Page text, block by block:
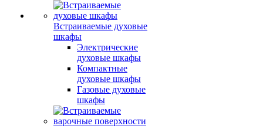
Встраиваемые духовые
шкафы
Электрические
духовые шкафы
Компактные
духовые шкафы
Газовые духовые
шкафы